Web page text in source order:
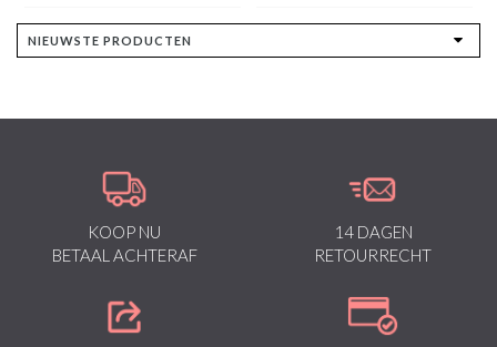
KOOP NU
BETAAL ACHTERAF
14 DAGEN
RETOURRECHT